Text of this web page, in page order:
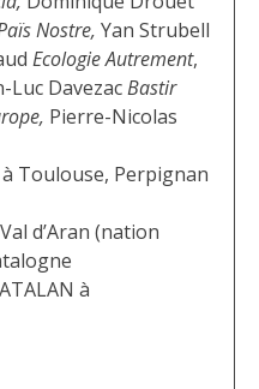
Nostre, Yan Strubell
Ecologie Autrement,
Luc DavezacBastir
Pierre-Nicolas
Toulouse, Perpignan
d’Aran (nation
à